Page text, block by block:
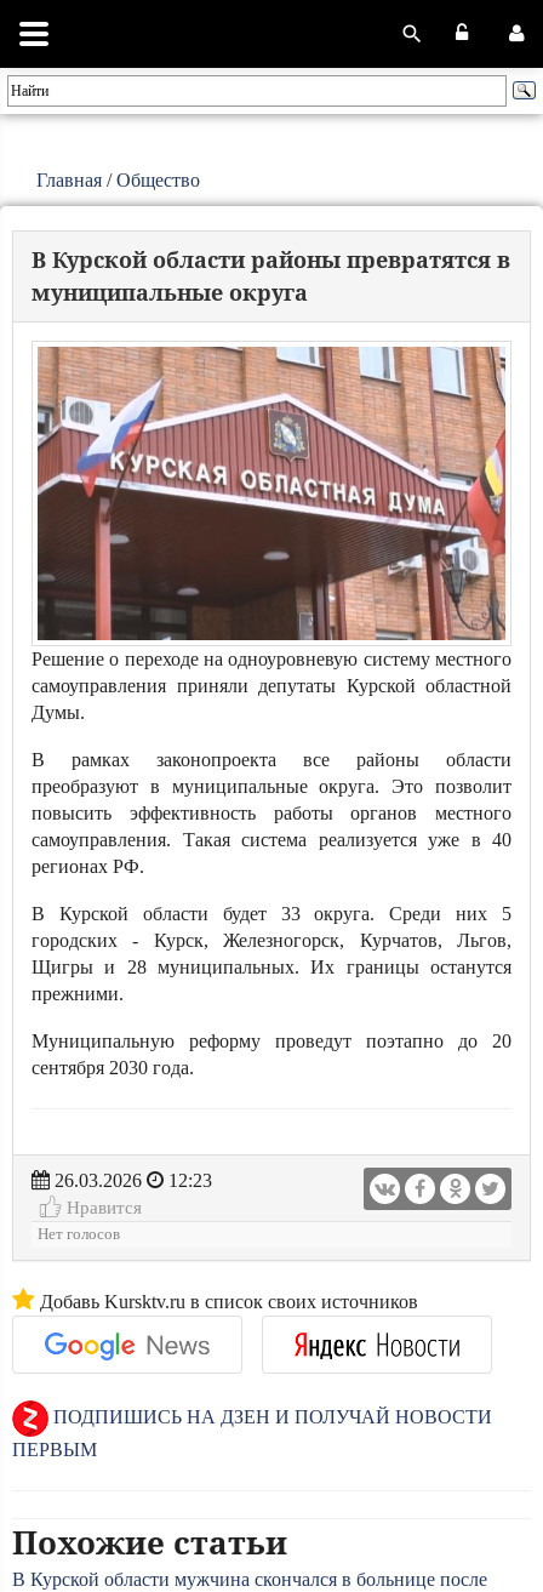
Главная /Общество
В Курской области районы превратятся в
муниципальные округа
Решение о переходе на одноуровневую систему местного
самоуправления приняли депутаты Курской областной
Думы.
В рамках законопроекта все районы области
преобразуют в муниципальные округа. Это позволит
повысить эффективность работы органов местного
самоуправления. Такая система реализуется уже в 40
регионах РФ.
В Курской области будет 33 округа. Среди них 5
городских - Курск, Железногорск, Курчатов, Льгов,
Щигры и 28 муниципальных. Их границы останутся
прежними.
Муниципальную реформу проведут поэтапно до 20
сентября 2030 года.
26.03.2026
12:23
Нравится
Нет голосов
Добавь Kursktv.ru в список своих источников
ПОДПИШИСЬ НА ДЗЕН И ПОЛУЧАЙ НОВОСТИ
ПЕРВЫМ
Похожие статьи
В Курской области мужчина скончался в больнице после